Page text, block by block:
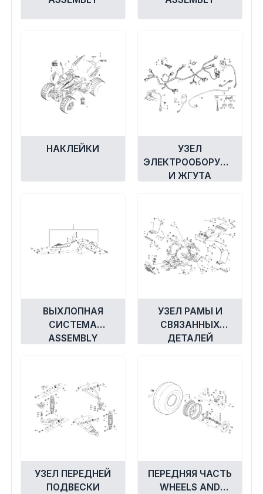
НАКЛЕЙКИ
УЗЕЛ
И ЖГУТА
ВЫХЛОПНАЯ
СИСТЕМА
ASSEMBLY
УЗЕЛ РАМЫ И
СВЯЗАННЫХ
ДЕТАЛЕЙ
УЗЕЛ ПЕРЕДНЕЙ
ПОДВЕСКИ
ПЕРЕДНЯЯ ЧАСТЬ
WHEELS AND